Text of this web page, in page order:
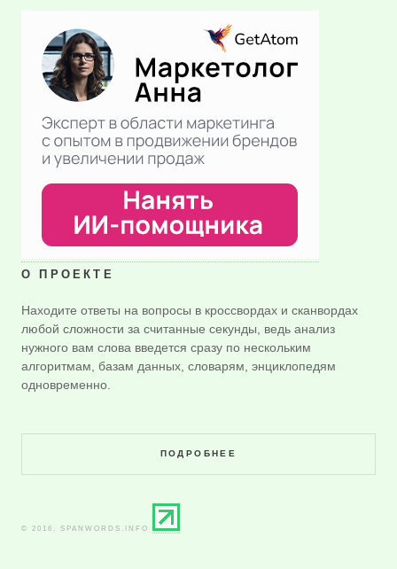
О ПРОЕКТЕ
Находите ответы на вопросы в кроссвордах и сканвордах
любой сложности за считанные секунды, ведь анализ
нужного вам слова введется сразу по нескольким
алгоритмам, базам данных, словарям, энциклопедям
одновременно.
ПОДРОБНЕЕ
© 2016. SPANWORDS.INFO